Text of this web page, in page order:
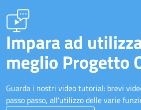
Impara ad
meglio Progetto
Guarda i nostri video tutorial: brevi
passo passo, all'utilizzo delle varie